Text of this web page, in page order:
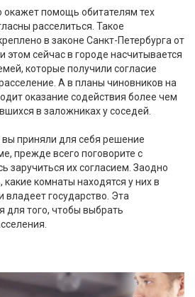
окажет помощь обитателям тех
расселиться. Такое
в законе Санкт-Петербурга от
этом сейчас в городе насчитывается
которые получили согласие
А в планы чиновников на
оказание содействия более чем
в заложниках у соседей.
вы приняли для себя решение
прежде всего поговорите с
заручиться их согласием. Заодно
комнаты находятся у них в
владеет государство. Эта
для того, чтобы выбрать